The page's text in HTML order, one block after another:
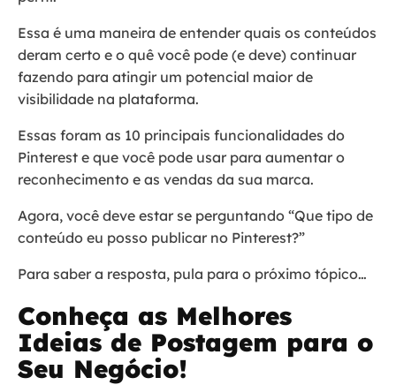
Essa é uma maneira de entender quais os conteúdos
deram certo e o quê você pode (e deve) continuar
fazendo para atingir um potencial maior de
visibilidade na plataforma.
Essas foram as 10 principais funcionalidades do
Pinterest e que você pode usar para aumentar o
reconhecimento e as vendas da sua marca.
Agora, você deve estar se perguntando “Que tipo de
conteúdo eu posso publicar no Pinterest?”
Para saber a resposta, pula para o próximo tópico…
Conheça as Melhores
Ideias de Postagem para o
Seu Negócio!